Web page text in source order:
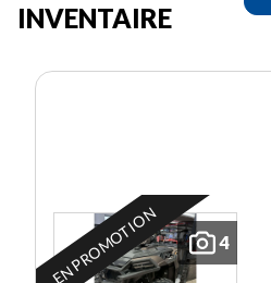
INVENTAIRE
4
EN PROMOTION